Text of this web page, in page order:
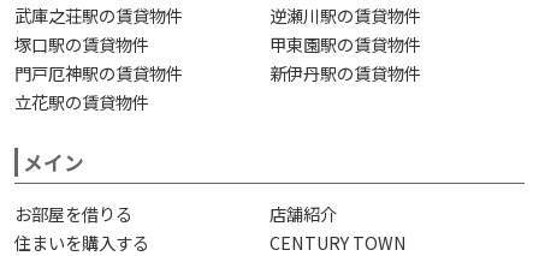
武庫之荘駅の賃貸物件
逆瀬川駅の賃貸物件
塚口駅の賃貸物件
甲東園駅の賃貸物件
門戸厄神駅の賃貸物件
新伊丹駅の賃貸物件
立花駅の賃貸物件
メイン
お部屋を借りる
店舗紹介
住まいを購入する
CENTURY TOWN